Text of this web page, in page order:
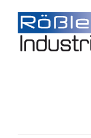
content